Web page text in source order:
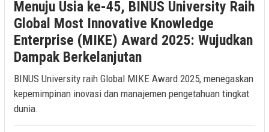
Menuju Usia ke-45, BINUS University Raih
Global Most Innovative Knowledge
Enterprise (MIKE) Award 2025: Wujudkan
Dampak Berkelanjutan
BINUS University raih Global MIKE Award 2025, menegaskan
kepemimpinan inovasi dan manajemen pengetahuan tingkat
dunia.